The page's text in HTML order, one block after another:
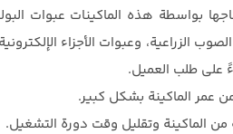
بواسطة هذه الماكينات عبوات
الزراعية، وعبوات الأجزاء